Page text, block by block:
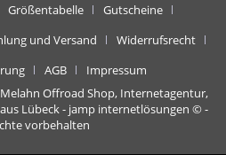
Größentabelle
Gutscheine
und Versand
Widerrufsrecht
AGB
Impressum
Offroad Shop, Internetagentur,
Lübeck - jamp internetlösungen © -
vorbehalten